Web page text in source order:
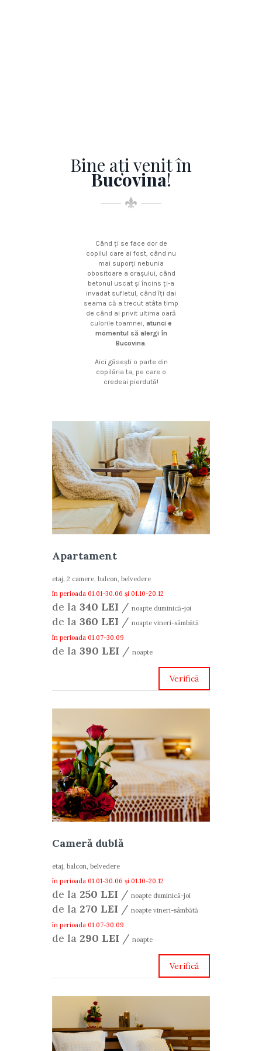
Bine aţi venit în
Bucovina!
Când ţi se face dor de
copilul care ai fost, când nu
mai suporţi nebunia
obositoare a oraşului, când
betonul uscat şi încins ţi-a
invadat sufletul, când îţi dai
seama că a trecut atâta timp
de când ai privit ultima oară
culorile toamnei, atunci e
momentul să alergi în
Bucovina.
Aici găseşti o parte din
copilăria ta, pe care o
credeai pierdută!
Apartament
etaj, 2 camere, balcon, belvedere
în perioada 01.01-30.06 și 01.10-20.12
de la 340 LEI / noapte duminică-joi
de la 360 LEI / noapte vineri-sâmbătă
în perioada 01.07-30.09
de la 390 LEI / noapte
Verifică
Cameră dublă
etaj, balcon, belvedere
în perioada 01.01-30.06 și 01.10-20.12
de la 250 LEI / noapte duminică-joi
de la 270 LEI / noapte vineri-sâmbătă
în perioada 01.07-30.09
de la 290 LEI / noapte
Verifică